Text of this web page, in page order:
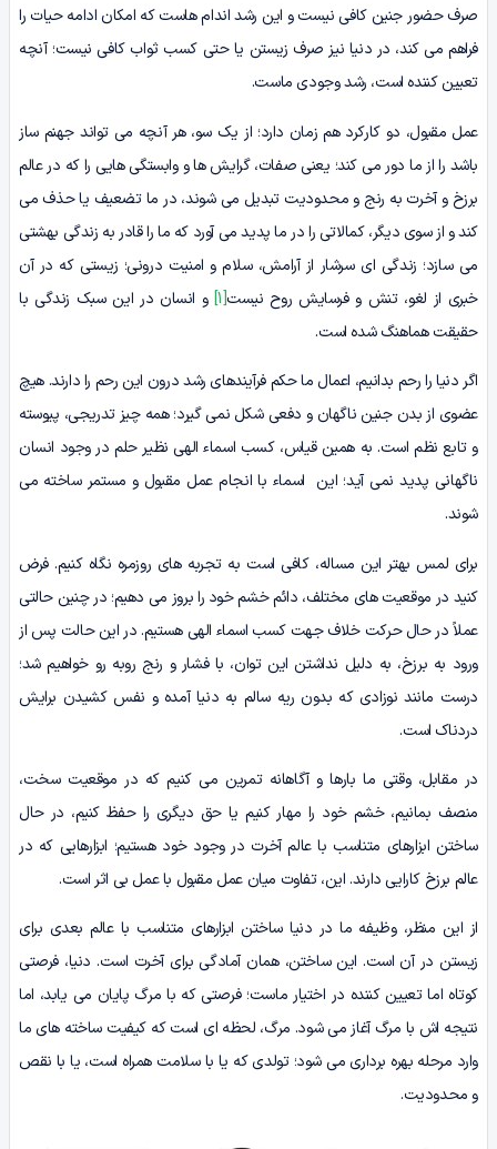
صرف حضور جنین کافی نیست و این رشد اندام هاست که امکان ادامه حیات را
فراهم می کند، در دنیا نیز صرف زیستن یا حتی کسب ثواب کافی نیست؛ آنچه
تعیین کننده است، رشد وجودی ماست.
عمل مقبول، دو کارکرد هم زمان دارد؛ از یک سو، هر آنچه می تواند جهنم ساز
باشد را از ما دور می کند؛ یعنی صفات، گرایش ها و وابستگی هایی را که در عالم
برزخ و آخرت به رنج و محدودیت تبدیل می شوند، در ما تضعیف یا حذف می
کند و از سوی دیگر، کمالاتی را در ما پدید می آورد که ما را قادر به زندگی بهشتی
می سازد؛ زندگی ای سرشار از آرامش، سلام و امنیت درونی؛ زیستی که در آن
خبری از لغو، تنش و فرسایش روح نیست[1]
و انسان در این سبک زندگی با
حقیقت هماهنگ شده است.
اگر دنیا را رحم بدانیم، اعمال ما حکم فرآیندهای رشد درون این رحم را دارند. هیچ
عضوی از بدن جنین ناگهان و دفعی شکل نمی گیرد؛ همه چیز تدریجی، پیوسته
و تابع نظم است. به همین قیاس، کسب اسماء الهی نظیر حلم در وجود انسان
ناگهانی پدید نمی آید؛ این اسماء با انجام عمل مقبول و مستمر ساخته می
شوند.
برای لمس بهتر این مساله، کافی است به تجربه های روزمره نگاه کنیم. فرض
کنید در موقعیت های مختلف، دائم خشم خود را بروز می دهیم؛ در چنین حالتی
عملاً در حال حرکت خلاف جهت کسب اسماء الهی هستیم. در این حالت پس از
ورود به برزخ، به دلیل نداشتن این توان، با فشار و رنج روبه رو خواهیم شد؛
درست مانند نوزادی که بدون ریه سالم به دنیا آمده و نفس کشیدن برایش
دردناک است.
در مقابل، وقتی ما بارها و آگاهانه تمرین می کنیم که در موقعیت سخت،
منصف بمانیم، خشم خود را مهار کنیم یا حق دیگری را حفظ کنیم، در حال
ساختن ابزارهای متناسب با عالم آخرت در وجود خود هستیم؛ ابزارهایی که در
عالم برزخ کارایی دارند. این، تفاوت میان عمل مقبول با عمل بی اثر است.
از این منظر، وظیفه ما در دنیا ساختن ابزارهای متناسب با عالم بعدی برای
زیستن در آن است. این ساختن، همان آمادگی برای آخرت است. دنیا، فرصتی
کوتاه اما تعیین کننده در اختیار ماست؛ فرصتی که با مرگ پایان می یابد، اما
نتیجه اش با مرگ آغاز می شود. مرگ، لحظه ای است که کیفیت ساخته های ما
وارد مرحله بهره برداری می شود؛ تولدی که یا با سلامت همراه است، یا با نقص
و محدودیت.